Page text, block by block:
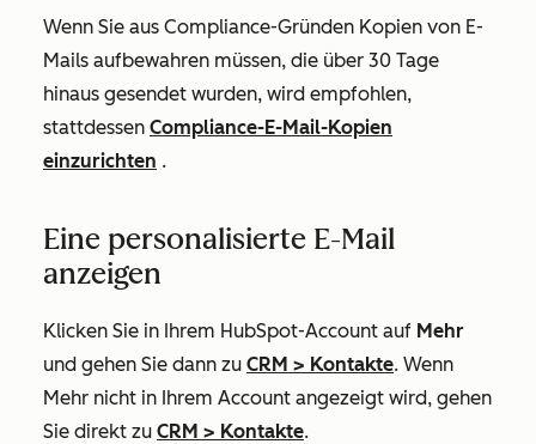
Wenn Sie aus Compliance-Gründen Kopien von E-
Mails aufbewahren müssen, die über 30 Tage
hinaus gesendet wurden, wird empfohlen,
stattdessen Compliance-E-Mail-Kopien
einzurichten .
Eine personalisierte E-Mail
anzeigen
Klicken Sie in Ihrem HubSpot-Account auf Mehr
und gehen Sie dann zu CRM > Kontakte. Wenn
Mehr nicht in Ihrem Account angezeigt wird, gehen
Sie direkt zu CRM > Kontakte.